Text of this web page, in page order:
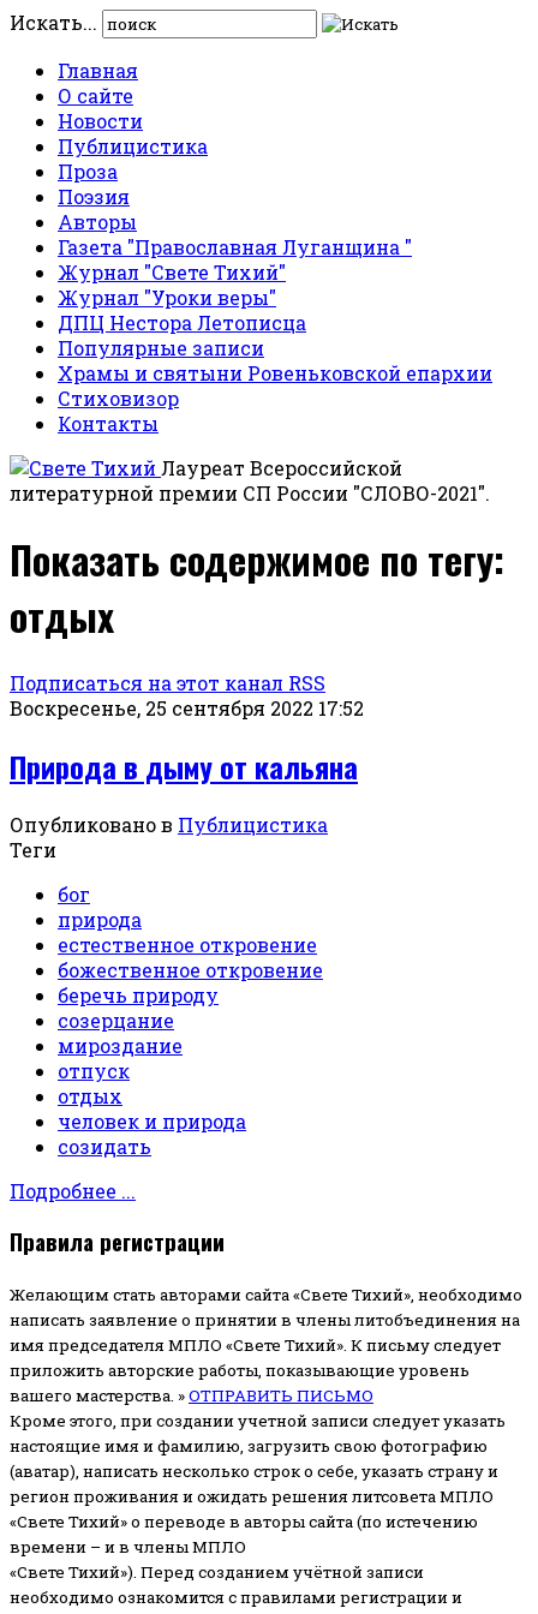
Искать...
Главная
О сайте
Новости
Публицистика
Проза
Поэзия
Авторы
Газета "Православная Луганщина "
Журнал "Свете Тихий"
Журнал "Уроки веры"
ДПЦ Нестора Летописца
Популярные записи
Храмы и святыни Ровеньковской епархии
Стиховизор
Контакты
Лауреат Всероссийской
литературной премии СП России "СЛОВО-2021".
Показать содержимое по тегу:
отдых
Подписаться на этот канал RSS
Воскресенье, 25 сентября 2022 17:52
Природа в дыму от кальяна
Опубликовано в Публицистика
Теги
бог
природа
естественное откровение
божественное откровение
беречь природу
созерцание
мироздание
отпуск
отдых
человек и природа
созидать
Подробнее ...
Правила регистрации
Желающим стать авторами сайта «Свете Тихий», необходимо
написать заявление о принятии в члены литобъединения на
имя председателя МПЛО «Свете Тихий». К письму следует
приложить авторские работы, показывающие уровень
вашего мастерства. »ОТПРАВИТЬ ПИСЬМО
Кроме этого, при создании учетной записи следует указать
настоящие имя и фамилию, загрузить свою фотографию
(аватар), написать несколько строк о себе, указать страну и
регион проживания и ожидать решения литсовета МПЛО
«Свете Тихий» о переводе в авторы сайта (по истечению
времени – и в члены МПЛО
«Свете Тихий»). Перед созданием учётной записи
необходимо ознакомится с правилами регистрации и